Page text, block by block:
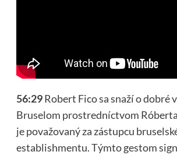
56:29Robert Fico sa snaží o dobré
Bruselom prostredníctvom
je považovaný za zástupcu
establishmentu. Týmto gestom